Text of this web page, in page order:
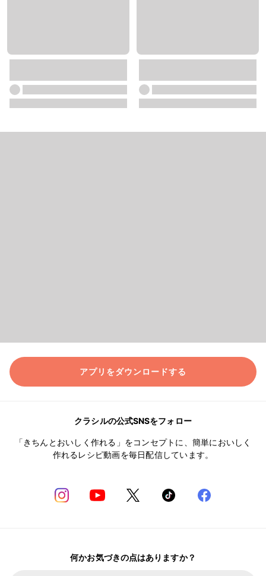
アプリをダウンロードする
クラシルの公式SNSをフォロー
「きちんとおいしく作れる」をコンセプトに、簡単においしく
作れるレシピ動画を毎日配信しています。
何かお気づきの点はありますか？